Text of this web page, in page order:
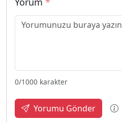
0/1000 karakter
Yorumu Gönder